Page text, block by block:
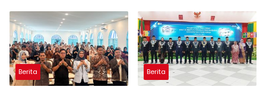
Agusen
DESA AGUSEN
Berita Berita